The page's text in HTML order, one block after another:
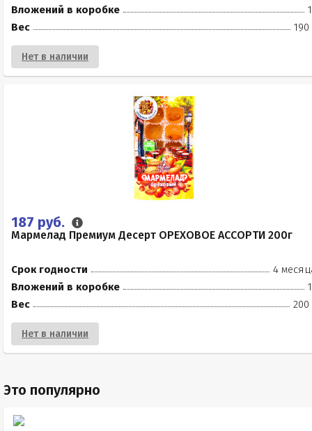
Вложений в коробке
Вес
190
Нет в наличии
187 руб.
Мармелад Премиум Десерт ОРЕХОВОЕ АССОРТИ 200г
Срок годности
4
Вложений в коробке
Вес
200
Нет в наличии
Это популярно